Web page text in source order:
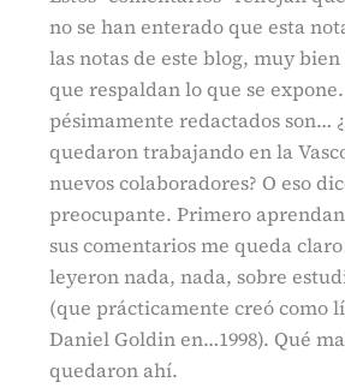
no se han enterado que esta
las notas de este blog, muy
que respaldan lo que se
pésimamente redactados son…
quedaron trabajando en la
nuevos colaboradores? O eso
preocupante. Primero
sus comentarios me queda
leyeron nada, nada, sobre
(que prácticamente creó como
Daniel Goldin en…1998). Qué
quedaron ahí.